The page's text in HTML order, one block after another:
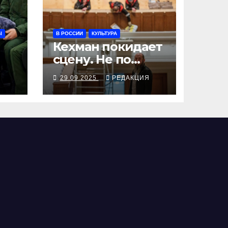
В РОССИИ КУЛЬТУРА
Кехман покидает
сцену. Не по
собственному
желанию
29.09.2025 РЕДАКЦИЯ